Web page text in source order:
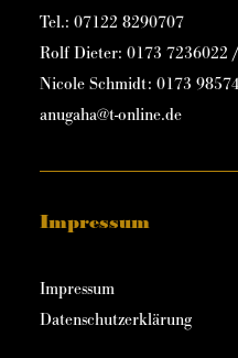
Tel.: 07122 8290707
Rolf Dieter: 0173 7236022
Nicole Schmidt: 0173
anugaha@t-online.de
Impressum
Impressum
Datenschutzerklärung